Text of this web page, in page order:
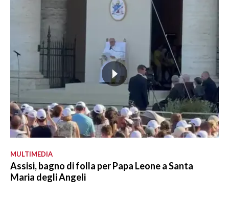
MULTIMEDIA
Assisi, bagno di folla per Papa Leone a Santa
Maria degli Angeli